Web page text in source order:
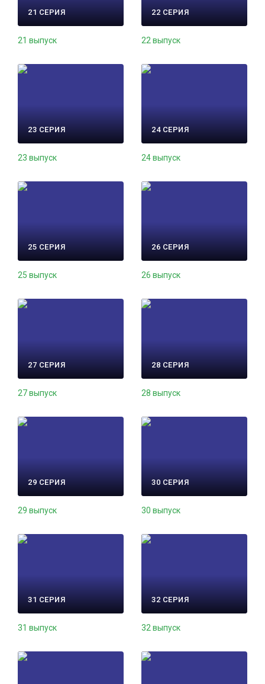
21 СЕРИЯ
21 выпуск
22 СЕРИЯ
22 выпуск
23 СЕРИЯ
23 выпуск
24 СЕРИЯ
24 выпуск
25 СЕРИЯ
25 выпуск
26 СЕРИЯ
26 выпуск
27 СЕРИЯ
27 выпуск
28 СЕРИЯ
28 выпуск
29 СЕРИЯ
29 выпуск
30 СЕРИЯ
30 выпуск
31 СЕРИЯ
31 выпуск
32 СЕРИЯ
32 выпуск